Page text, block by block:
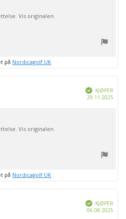
Vis originalen.
på Nordicagolf UK
VerifisertKJØPER
29.11.2025
Vis originalen.
på Nordicagolf UK
VerifisertKJØPER
06.08.2025